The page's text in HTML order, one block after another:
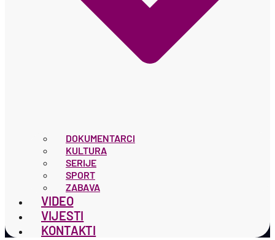
DOKUMENTARCI
KULTURA
SERIJE
SPORT
ZABAVA
VIDEO
VIJESTI
KONTAKTI